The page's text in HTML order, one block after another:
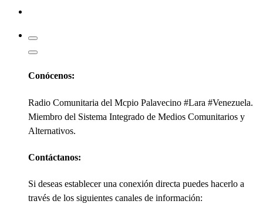
Kabudari
Conócenos:
Radio Comunitaria del Mcpio Palavecino #Lara #Venezuela.
Miembro del Sistema Integrado de Medios Comunitarios y
Alternativos.
Contáctanos:
Si deseas establecer una conexión directa puedes hacerlo a
través de los siguientes canales de información: